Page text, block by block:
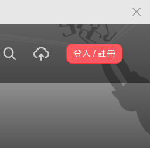
登入 / 註冊